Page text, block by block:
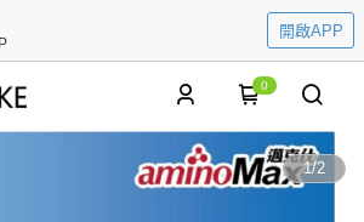
開啟APP
0
1/2